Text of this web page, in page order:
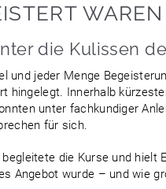
die Kulissen
und jeder Menge
hingelegt. Innerhalb
unter fachkundiger
für sich.
die Kurse und hielt
Angebot wurde – und wie